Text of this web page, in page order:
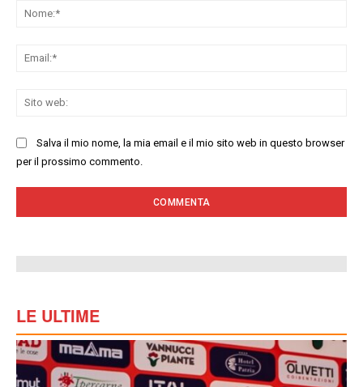
Salva il mio nome, la mia email e il mio sito web in questo browser
per il prossimo commento.
LE ULTIME